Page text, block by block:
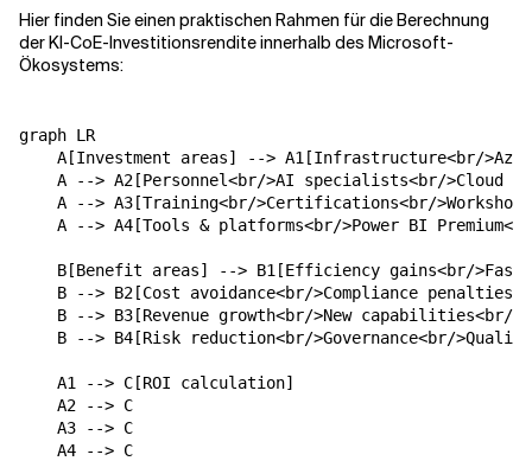
Hier finden Sie einen praktischen Rahmen für die Berechnung
der KI-CoE-Investitionsrendite innerhalb des Microsoft-
Ökosystems:
graph LR
A[Investment areas] --> A1[Infrastructure<br/
A --> A2[Personnel<br/>AI specialists<br/>Cloud
A --> A3[Training<br/>Certifications<br/
A --> A4[Tools & platforms<br/>Power BI
B[Benefit areas] --> B1[Efficiency gains<br/
B --> B2[Cost avoidance<br/>Compliance
B --> B3[Revenue growth<br/>New capabilities<br/
B --> B4[Risk reduction<br/>Governance<br/
    A1 --> C[ROI calculation]
    A2 --> C
    A3 --> C
    A4 --> C